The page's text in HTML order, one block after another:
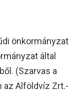
önkormányzat
által
(Szarvas a
az Alföldvíz Zrt.-